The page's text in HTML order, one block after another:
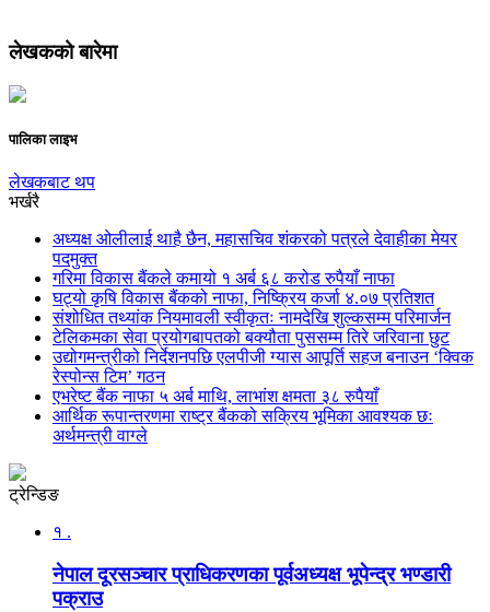
लेखकको बारेमा
पालिका लाइभ
लेखकबाट थप
भर्खरै
अध्यक्ष ओलीलाई थाहै छैन, महासचिव शंकरको पत्रले देवाहीका मेयर
पदमुक्त
गरिमा विकास बैंकले कमायो १ अर्ब ६८ करोड रुपैयाँ नाफा
घट्यो कृषि विकास बैंकको नाफा, निष्क्रिय कर्जा ४.०७ प्रतिशत
संशोधित तथ्यांक नियमावली स्वीकृतः नामदेखि शुल्कसम्म परिमार्जन
टेलिकमका सेवा प्रयोगबापतको बक्यौता पुससम्म तिरे जरिवाना छुट
उद्योगमन्त्रीको निर्देशनपछि एलपीजी ग्यास आपूर्ति सहज बनाउन ‘क्विक
रेस्पोन्स टिम’ गठन
एभरेष्ट बैंक नाफा ५ अर्ब माथि, लाभांश क्षमता ३८ रुपैयाँ
आर्थिक रूपान्तरणमा राष्ट्र बैंकको सक्रिय भूमिका आवश्यक छः
अर्थमन्त्री वाग्ले
ट्रेन्डिङ
१ .
नेपाल दूरसञ्चार प्राधिकरणका पूर्वअध्यक्ष भूपेन्द्र भण्डारी
पक्राउ